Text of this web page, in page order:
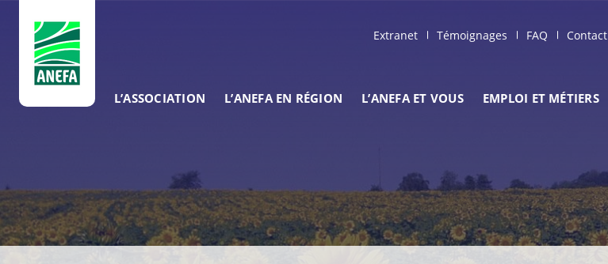
Extranet Témoignages FAQ Contact
L’ASSOCIATION L’ANEFA EN RÉGION L’ANEFA ET VOUS EMPLOI ET MÉTIERS